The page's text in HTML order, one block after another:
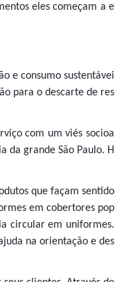
eles começam a e
e consumo sustentávei
para o descarte de res
com um viés socioa
grande São Paulo. H
que façam sentido
em cobertores pop
circular em uniformes.
na orientação e des